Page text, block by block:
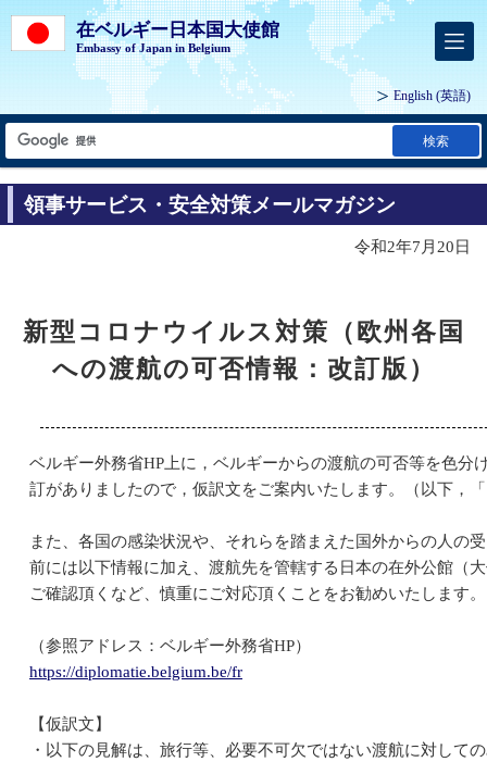
在ベルギー日本国大使館
Embassy of Japan in Belgium
English (英語)
検索
領事サービス・安全対策メールマガジン
令和2年7月20日
新型コロナウイルス対策（欧州各国
への渡航の可否情報：改訂版）
ベルギー外務省HP上に，ベルギーからの渡航の可否等を色分
訂がありましたので，仮訳文をご案内いたします。（以下，
また、各国の感染状況や、それらを踏まえた国外からの人の
前には以下情報に加え、渡航先を管轄する日本の在外公館（
ご確認頂くなど、慎重にご対応頂くことをお勧めいたします。
（参照アドレス：ベルギー外務省HP）
https://diplomatie.belgium.be/fr
【仮訳文】
・以下の見解は、旅行等、必要不可欠ではない渡航に対して